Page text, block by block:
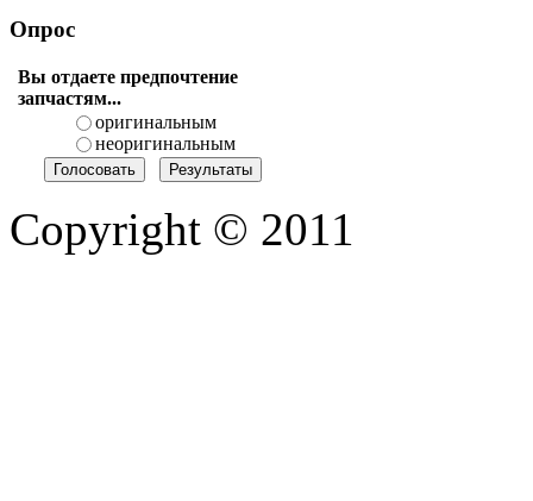
Опрос
Вы отдаете предпочтение
запчастям...
оригинальным
неоригинальным
Copyright © 2011